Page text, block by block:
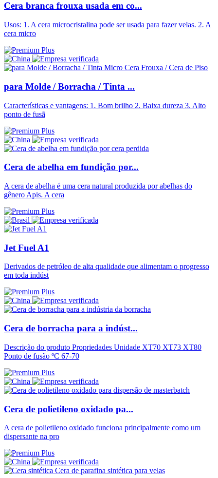
Cera branca frouxa usada em co...
Usos: 1. A cera microcristalina pode ser usada para fazer velas. 2. A
cera micro
para Molde / Borracha / Tinta ...
Características e vantagens: 1. Bom brilho 2. Baixa dureza 3. Alto
ponto de fusã
Cera de abelha em fundição por...
A cera de abelha é uma cera natural produzida por abelhas do
gênero Apis. A cera
Jet Fuel A1
Derivados de petróleo de alta qualidade que alimentam o progresso
em toda indúst
Cera de borracha para a indúst...
Descrição do produto Propriedades Unidade XT70 XT73 XT80
Ponto de fusão ºC 67-70
Cera de polietileno oxidado pa...
A cera de polietileno oxidado funciona principalmente como um
dispersante na pro